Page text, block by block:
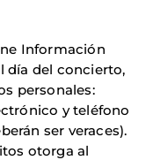
Información
día del concierto,
personales:
y teléfono
ser veraces).
otorga al